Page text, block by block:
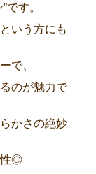
す。
いう方にも
で、
のが魅力で
かさの絶妙
性◎